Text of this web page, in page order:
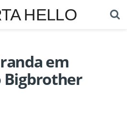
HELLO
em
Bigbrother